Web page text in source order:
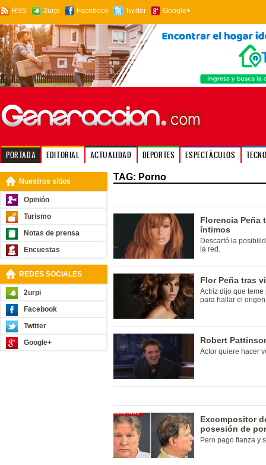
RSS 2urpi Facebook Twitter Google+
PORTADA EDITORIAL ACTUALIDAD DEPORTES ESPECTÁCULOS
Nuestros sitios
Opinión
Turismo
Notas de prensa
Encuestas
REDES SOCIALES
2urpi
Facebook
Twitter
Google+
TAG: Porno
Florencia Peña
íntimos
Descartó la
la red.
Flor Peña tras
Actriz dijo que
para hallar el
Robert
Actor quiere hacer
Excompositor
posesión de
Pero pago fianza y